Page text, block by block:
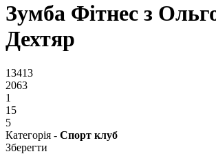
Зумба Фітнес з
Дехтяр
13413
2063
1
15
5
Категорія - Спорт клуб
Зберегти